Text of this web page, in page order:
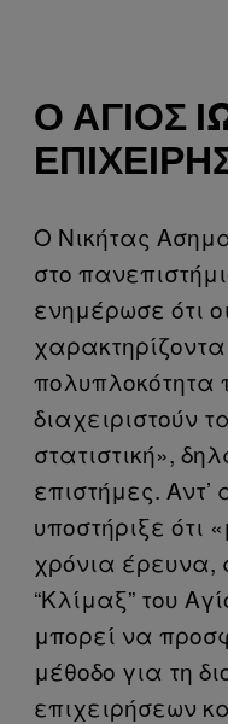
Ο ΆΓΙΟΣ
Ο Νικήτας
στο
ενημέρωσε ότι
πολυπλοκότητα
διαχειριστούν
στατιστική»,
επιστήμες. Αντ’
υποστήριξε ότι
χρόνια έρευνα,
“Κλίμαξ” του
μπορεί να
μέθοδο για τη
επιχειρήσεων